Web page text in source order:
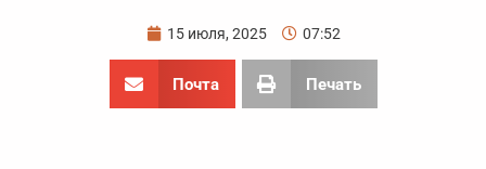
15 июля, 2025 07:52
Почта Печать